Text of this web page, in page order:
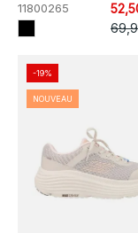
11800265
-19%
NOUVEAU